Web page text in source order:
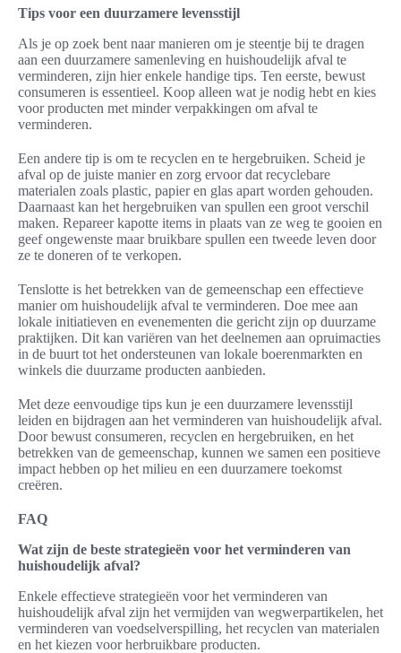
Tips voor een duurzamere levensstijl
Als je op zoek bent naar manieren om je steentje bij te dragen
aan een duurzamere samenleving en huishoudelijk afval te
verminderen, zijn hier enkele handige tips. Ten eerste, bewust
consumeren is essentieel. Koop alleen wat je nodig hebt en kies
voor producten met minder verpakkingen om afval te
verminderen.
Een andere tip is om te recyclen en te hergebruiken. Scheid je
afval op de juiste manier en zorg ervoor dat recyclebare
materialen zoals plastic, papier en glas apart worden gehouden.
Daarnaast kan het hergebruiken van spullen een groot verschil
maken. Repareer kapotte items in plaats van ze weg te gooien en
geef ongewenste maar bruikbare spullen een tweede leven door
ze te doneren of te verkopen.
Tenslotte is het betrekken van de gemeenschap een effectieve
manier om huishoudelijk afval te verminderen. Doe mee aan
lokale initiatieven en evenementen die gericht zijn op duurzame
praktijken. Dit kan variëren van het deelnemen aan opruimacties
in de buurt tot het ondersteunen van lokale boerenmarkten en
winkels die duurzame producten aanbieden.
Met deze eenvoudige tips kun je een duurzamere levensstijl
leiden en bijdragen aan het verminderen van huishoudelijk afval.
Door bewust consumeren, recyclen en hergebruiken, en het
betrekken van de gemeenschap, kunnen we samen een positieve
impact hebben op het milieu en een duurzamere toekomst
creëren.
FAQ
Wat zijn de beste strategieën voor het verminderen van
huishoudelijk afval?
Enkele effectieve strategieën voor het verminderen van
huishoudelijk afval zijn het vermijden van wegwerpartikelen, het
verminderen van voedselverspilling, het recyclen van materialen
en het kiezen voor herbruikbare producten.